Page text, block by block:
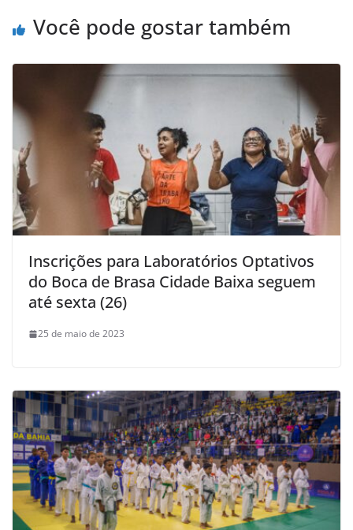
k
Você pode gostar também
Inscrições para Laboratórios Optativos
do Boca de Brasa Cidade Baixa seguem
até sexta (26)
25 de maio de 2023